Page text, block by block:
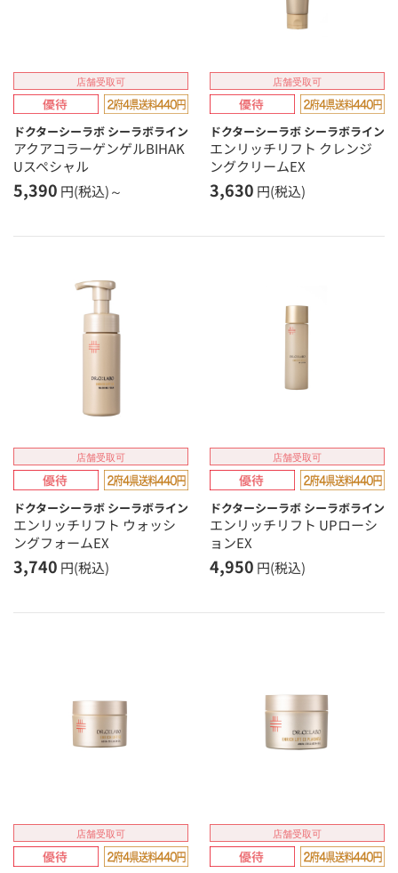
店舗受取可
ドクターシーラボ シーラボライン
アクアコラーゲンゲルBIHAK
Uスペシャル
5,390 円(税込)～
店舗受取可
ドクターシーラボ シーラボライン
エンリッチリフト クレンジ
ングクリームEX
3,630 円(税込)
店舗受取可
ドクターシーラボ シーラボライン
エンリッチリフト ウォッシ
ングフォームEX
3,740 円(税込)
店舗受取可
ドクターシーラボ シーラボライン
エンリッチリフト UPローシ
ョンEX
4,950 円(税込)
店舗受取可 店舗受取可